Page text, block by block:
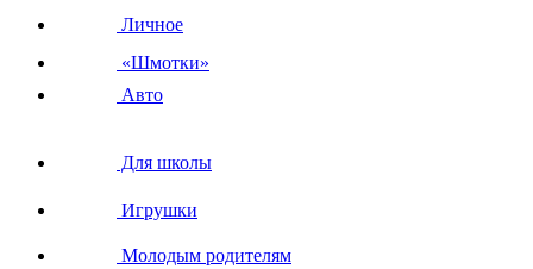
Личное
«Шмотки»
Авто
Для школы
Игрушки
Молодым родителям